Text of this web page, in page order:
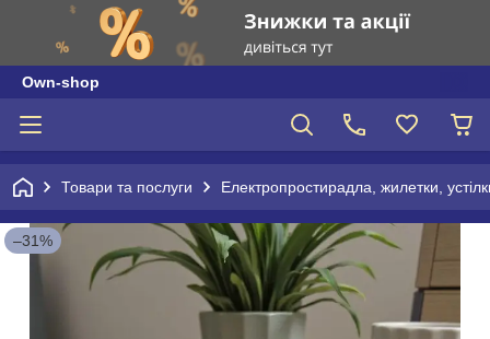
Own-shop
Товари та послуги Електропростирадла, жилетки,
–31%